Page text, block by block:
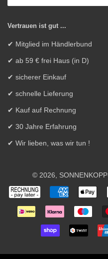
Vertrauen ist gut ...
✔ Mitglied im Händlerbund
✔ ab 59 € frei Haus (in D)
✔ sicherer Einkauf
✔ schnelle Lieferung
✔ Kauf auf Rechnung
✔ 30 Jahre Erfahrung
✔ Wir lieben, was wir tun !
© 2026,